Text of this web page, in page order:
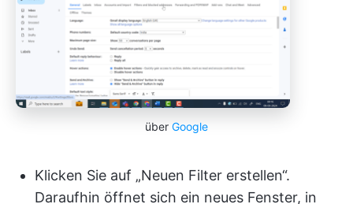
über Google
Klicken Sie auf „Neuen Filter erstellen“.
Daraufhin öffnet sich ein neues Fenster, in